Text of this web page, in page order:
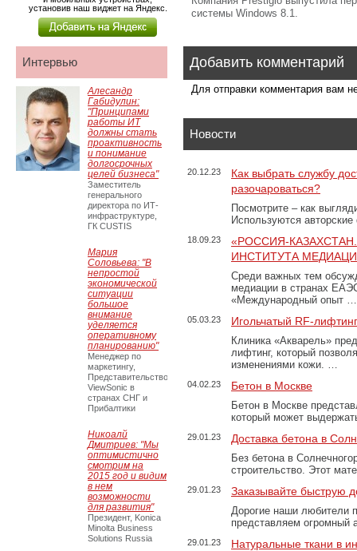
системы Windows 8.1.
Добавить комментарий
Для отправки комментария вам
Новости
20.12.23
Как выбрать службу
разочароваться?
Посмотрите – как
Используются
18.09.23
«РОССИЯ-
ИНСТИТУТА
Среди важных тем
медиации в странах
«Международный опыт …
05.03.23 Игольчатый RF-
Клиника «Акварель»
лифтинг, который
изменениями кожи. …
04.02.23 Бетон в Москве
Бетон в Москве
который может
29.01.23 Доставка бетона в
Без бетона в
строительство. Этот
29.01.23 Заказывайте быструю
Дорогие наши любители
представляем огромный
29.01.23 Натуральные ткани в
установив наш виджет на Яндекс.
Интервью
Алесандр
Габидулин:
"Принципами
работы ИТ
должны стать
проактивность
и понимание
долгосрочных
целей бизнеса"
Заместитель
генерального
директора по ИТ-
инфраструктуре,
ГК CUSTIS
Мария
Соловьева: "В
непростой
экономической
ситуации
большое
внимание
уделяется
оперативному
планированию"
Менеджер по
маркетингу,
Представительство
ViewSonic в
странах СНГ и
Прибалтики
Никоалй
Дмитриев: "Мы
оптимистично
смотрим на
2015 год и видим
в нем
возможности
для развития"
Президент, Konica
Minolta Business
Solutions Russia